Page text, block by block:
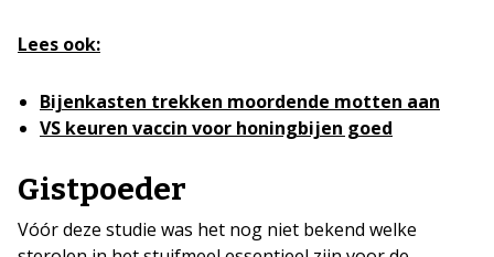
Lees ook:
Bijenkasten trekken moordende motten aan
VS keuren vaccin voor honingbijen goed
Gistpoeder
Vóór deze studie was het nog niet bekend welke